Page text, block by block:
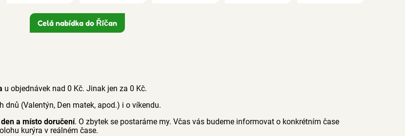
Celá nabídka do Říčan
u objednávek nad 0 Kč. Jinak jen za 0 Kč.
(Valentýn, Den matek, apod.) i o víkendu.
a místo doručení. O zbytek se postaráme my. Včas vás budeme informovat o konkrétním čase
kurýra v reálném čase.